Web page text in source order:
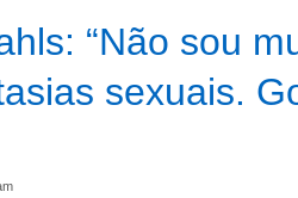
“Não sou
sexuais.